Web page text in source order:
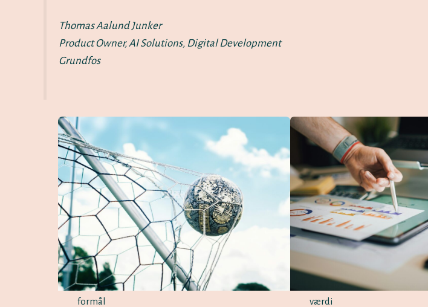
Thomas Aalund Junker
Product Owner, AI Solutions, Digital Development
Grundfos
formål værdi